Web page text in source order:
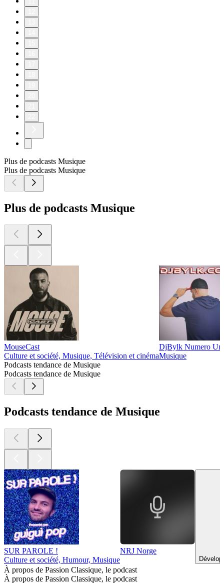
Plus de podcasts Musique
Plus de podcasts Musique
Plus de podcasts Musique
MouseCast
Culture et société, Musique, Télévision et cinéma
DjBylk Numero
Musique
Podcasts tendance de Musique
Podcasts tendance de Musique
Podcasts tendance de Musique
SUR PAROLE !
Culture et société, Humour, Musique
NRJ Norge
À propos de Passion Classique, le podcast
À propos de Passion Classique, le podcast